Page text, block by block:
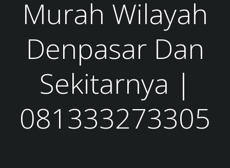
Murah Wilayah
Denpasar Dan
Sekitarnya |
081333273305